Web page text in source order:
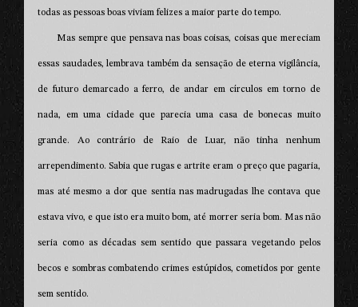
todas as pessoas boas viviam felizes a maior parte do tempo.
Mas sempre que pensava nas boas coisas, coisas que mereciam
essas saudades, lembrava também da sensação de eterna vigilância,
de futuro demarcado a ferro, de andar em círculos em torno de
nada, em uma cidade que parecia uma casa de bonecas muito
grande. Ao contrário de Raio de Luar, não tinha nenhum
arrependimento. Sabia que rugas e artrite eram o preço que pagaria,
mas até mesmo a dor que sentia nas madrugadas lhe contava que
estava vivo, e que isto era muito bom, até morrer seria bom. Mas não
seria como as décadas sem sentido que passara vegetando pelos
becos e sombras combatendo crimes estúpidos, cometidos por gente
sem sentido.